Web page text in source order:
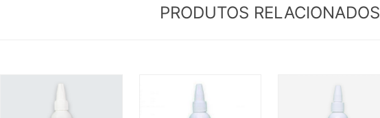
PRODUTOS RELACIONADOS